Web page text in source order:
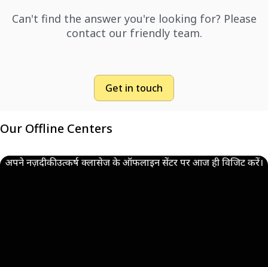
Can't find the answer you're looking for? Please
contact our friendly team.
Get in touch
Our Offline Centers
अपने नज़दीकी उत्कर्ष क्लासेज के ऑफलाइन सेंटर पर आज ही विजिट करें।